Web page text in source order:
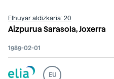
Elhuyar aldizkaria: 20
Aizpurua Sarasola, Joxerra
1989-02-01
EU